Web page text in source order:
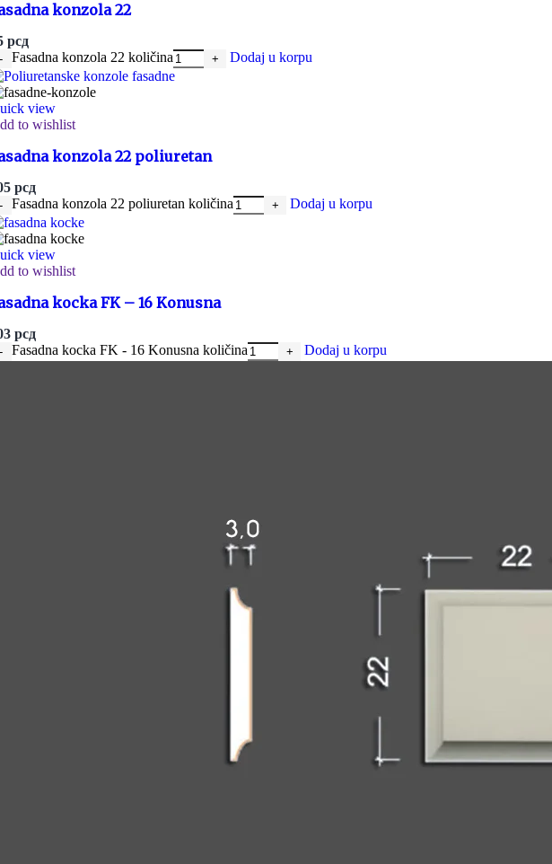
Kapiteli i postolja stubova
Fasadni pilasteri
Kapiteli i postolja pilastera
Fasadne konzole od stiropora predstavljaju izuzetno praktičan i estetski privlačan
Fasadne konzole od stiropora su sve češće viđene na građevinskim projektima
U susret savremenim zahtevima dizajna eksterijera, fasadni balusteri od stiropora
Fasadni balusteri od stiropora poseduju izuzetnu otpornost na vremenske uslove.
temperature. Ovo garantuje dugotrajnost i očuvanje estetskog izgleda balustera
konzola 22
рсд
Fasadna konzola 22 količina
Dodaj u korpu
view
to wishlist
konzola 22 poliuretan
рсд
Fasadna konzola 22 poliuretan količina
Dodaj u korpu
view
to wishlist
kocka FK – 16 Konusna
рсд
Fasadna kocka FK - 16 Konusna količina
Dodaj u korpu